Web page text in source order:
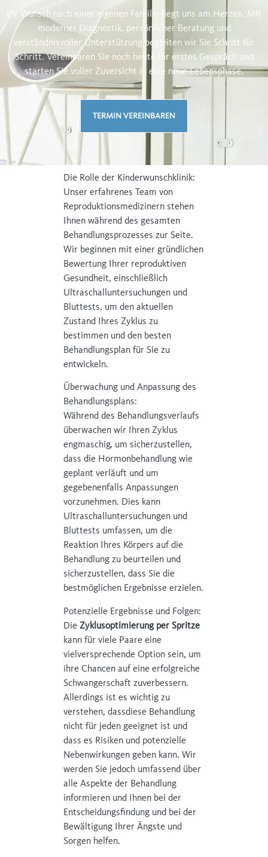
Ihr Wunsch nach einer eigenen Familie liegt uns am Herzen. Mit
moderner Diagnostik, persönlicher Beratung und
verständnisvoller Unterstützung begleiten wir Sie Schritt für
Schritt. Vereinbaren Sie noch heute Ihr erstes Gespräch und
starten Sie voller Zuversicht in eine neue Lebensphase.
TERMIN VEREINBAREN
Die Rolle der Kinderwunschklinik:
Unser erfahrenes Team von
Reproduktionsmedizinern stehen
Ihnen während des gesamten
Behandlungsprozesses zur Seite.
Wir beginnen mit einer gründlichen
Bewertung Ihrer reproduktiven
Gesundheit, einschließlich
Ultraschalluntersuchungen und
Bluttests, um den aktuellen
Zustand Ihres Zyklus zu
bestimmen und den besten
Behandlungsplan für Sie zu
entwickeln.
Überwachung und Anpassung des
Behandlungsplans:
Während des Behandlungsverlaufs
überwachen wir Ihren Zyklus
engmaschig, um sicherzustellen,
dass die Hormonbehandlung wie
geplant verläuft und um
gegebenenfalls Anpassungen
vorzunehmen. Dies kann
Ultraschalluntersuchungen und
Bluttests umfassen, um die
Reaktion Ihres Körpers auf die
Behandlung zu beurteilen und
sicherzustellen, dass Sie die
bestmöglichen Ergebnisse erzielen.
Potenzielle Ergebnisse und Folgen:
Die Zyklusoptimierung per Spritze
kann für viele Paare eine
vielversprechende Option sein, um
ihre Chancen auf eine erfolgreiche
Schwangerschaft zuverbessern.
Allerdings ist es wichtig zu
verstehen, dassdiese Behandlung
nicht für jeden geeignet ist und
dass es Risiken und potenzielle
Nebenwirkungen geben kann. Wir
werden Sie jedoch umfassend über
alle Aspekte der Behandlung
informieren und Ihnen bei der
Entscheidungsfindung und bei der
Bewältigung Ihrer Ängste und
Sorgen helfen.